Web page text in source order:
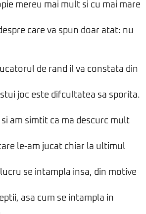
mereu mai mult si cu mai mare
care va spun doar atat: nu
de rand il va constata din
joc este difcultatea sa sporita.
am simtit ca ma descurc mult
le-am jucat chiar la ultimul
se intampla insa, din motive
asa cum se intampla in